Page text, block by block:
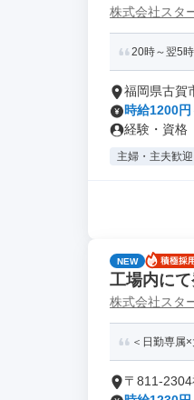
株式会社スタ
20時～翌5
福岡県古賀
時給1200
経験・資格
主婦・主夫歓迎
NEW
工場内に
株式会社スタ
＜日勤専属
〒811-